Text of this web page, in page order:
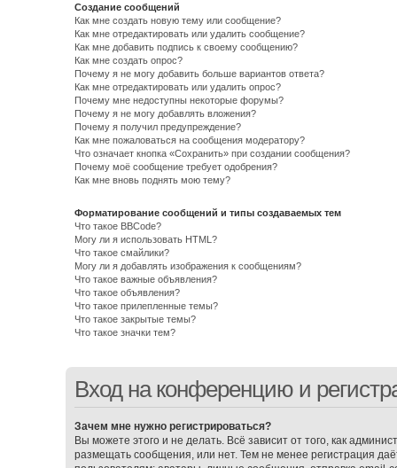
Создание сообщений
Как мне создать новую тему или сообщение?
Как мне отредактировать или удалить сообщение?
Как мне добавить подпись к своему сообщению?
Как мне создать опрос?
Почему я не могу добавить больше вариантов ответа?
Как мне отредактировать или удалить опрос?
Почему мне недоступны некоторые форумы?
Почему я не могу добавлять вложения?
Почему я получил предупреждение?
Как мне пожаловаться на сообщения модератору?
Что означает кнопка «Сохранить» при создании сообщения?
Почему моё сообщение требует одобрения?
Как мне вновь поднять мою тему?
Форматирование сообщений и типы создаваемых тем
Что такое BBCode?
Могу ли я использовать HTML?
Что такое смайлики?
Могу ли я добавлять изображения к сообщениям?
Что такое важные объявления?
Что такое объявления?
Что такое прилепленные темы?
Что такое закрытые темы?
Что такое значки тем?
Вход на конференцию и
Зачем мне нужно регистрироваться?
Вы можете этого и не делать. Всё зависит от того, как
размещать сообщения, или нет. Тем не менее регистрация